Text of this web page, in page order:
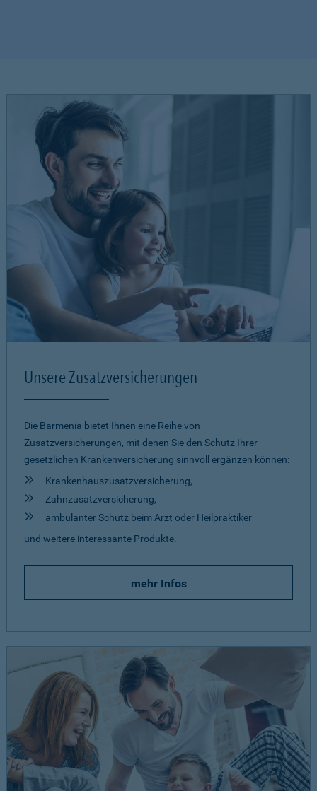
Unsere Zusatzversicherungen
Die Barmenia bietet Ihnen eine Reihe von
Zusatzversicherungen, mit denen Sie den Schutz Ihrer
gesetzlichen Krankenversicherung sinnvoll ergänzen können:
Krankenhauszusatzversicherung,
Zahnzusatzversicherung,
ambulanter Schutz beim Arzt oder Heilpraktiker
und weitere interessante Produkte.
mehr Infos